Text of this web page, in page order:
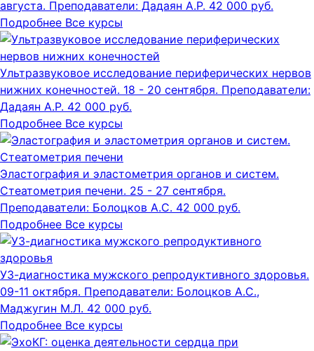
августа. Преподаватели: Дадаян А.Р. 42 000 руб.
Подробнее Все курсы
Ультразвуковое исследование периферических нервов
нижних конечностей. 18 - 20 сентября. Преподаватели:
Дадаян А.Р. 42 000 руб.
Подробнее Все курсы
Эластография и эластометрия органов и систем.
Стеатометрия печени. 25 - 27 сентября.
Преподаватели: Болоцков А.С. 42 000 руб.
Подробнее Все курсы
УЗ-диагностика мужского репродуктивного здоровья.
09-11 октября. Преподаватели: Болоцков А.С.,
Маджугин М.Л. 42 000 руб.
Подробнее Все курсы